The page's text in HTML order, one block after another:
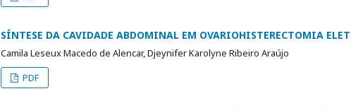
SÍNTESE DA CAVIDADE ABDOMINAL EM OVARIOHISTERECTOMIA
Camila Leseux Macedo de Alencar, Djeynifer Karolyne Ribeiro Araújo
PDF